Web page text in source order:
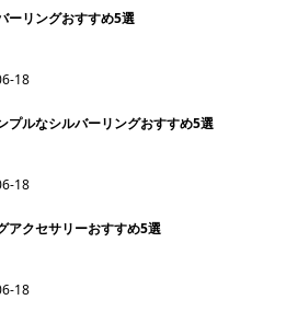
ーリングおすすめ5選
18
プルなシルバーリングおすすめ5選
18
アクセサリーおすすめ5選
18